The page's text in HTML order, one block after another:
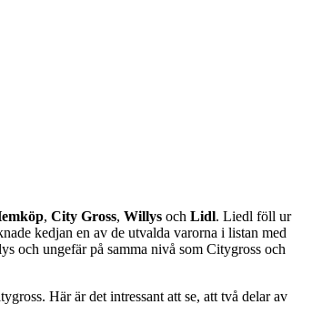
, City Gross, Willys och Lidl. Liedl föll ur
kedjan en av de utvalda varorna i listan med
och ungefär på samma nivå som Citygross och
Här är det intressant att se, att två delar av